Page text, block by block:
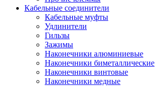
Кабельные соединители
Кабельные муфты
Удлинители
Гильзы
Зажимы
Наконечники алюминиевые
Наконечники биметаллические
Наконечники винтовые
Наконечники медные